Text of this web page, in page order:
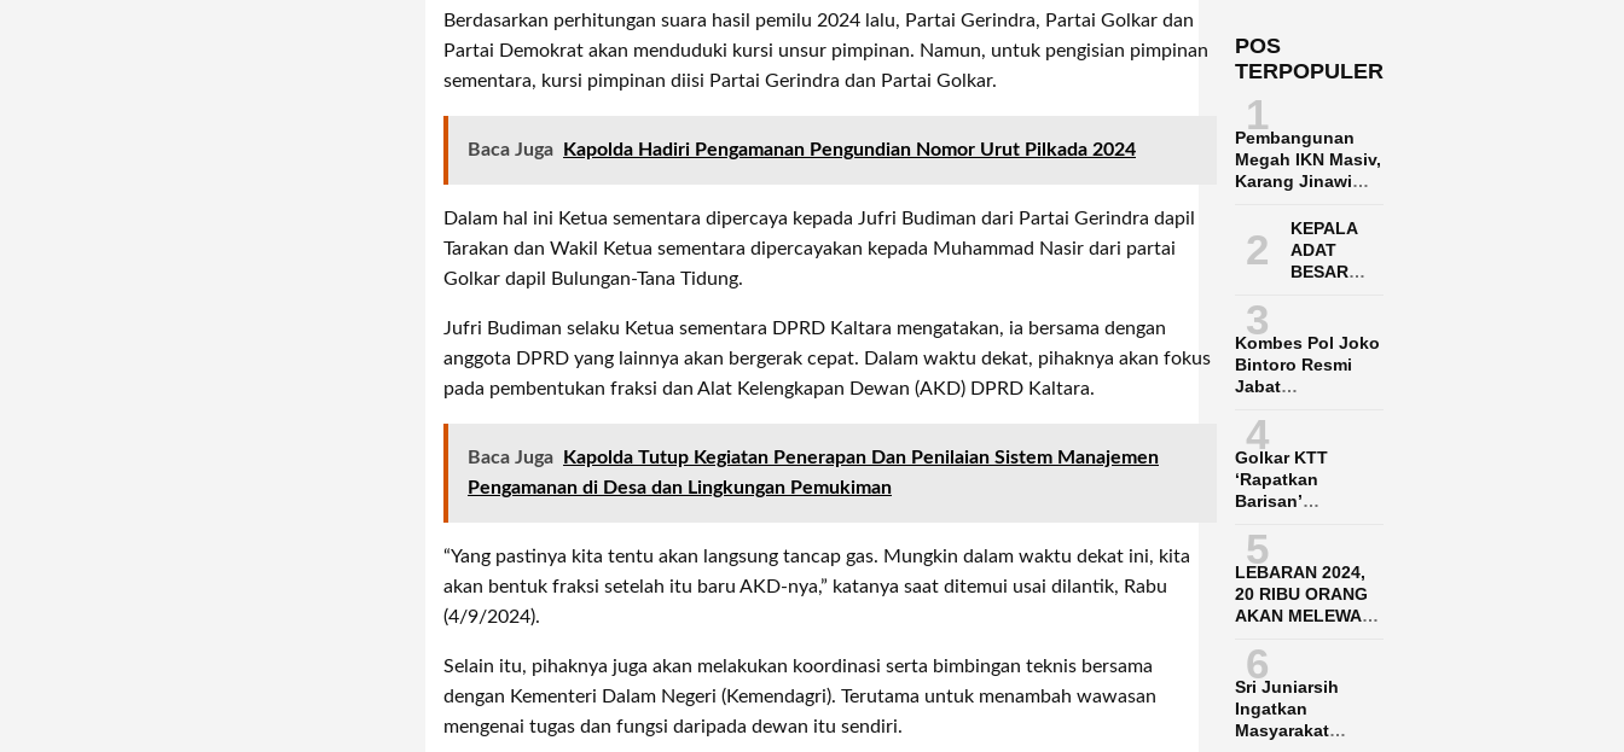
Berdasarkan perhitungan suara hasil pemilu 2024 lalu, Partai Gerindra, Partai Golkar dan
Partai Demokrat akan menduduki kursi unsur pimpinan. Namun, untuk pengisian pimpinan
sementara, kursi pimpinan diisi Partai Gerindra dan Partai Golkar.
Baca Juga Kapolda Hadiri Pengamanan Pengundian Nomor Urut Pilkada 2024
Dalam hal ini Ketua sementara dipercaya kepada Jufri Budiman dari Partai Gerindra dapil
Tarakan dan Wakil Ketua sementara dipercayakan kepada Muhammad Nasir dari partai
Golkar dapil Bulungan-Tana Tidung.
Jufri Budiman selaku Ketua sementara DPRD Kaltara mengatakan, ia bersama dengan
anggota DPRD yang lainnya akan bergerak cepat. Dalam waktu dekat, pihaknya akan fokus
pada pembentukan fraksi dan Alat Kelengkapan Dewan (AKD) DPRD Kaltara.
Baca Juga
Kapolda Tutup Kegiatan Penerapan Dan Penilaian Sistem Manajemen
Pengamanan di Desa dan Lingkungan Pemukiman
“Yang pastinya kita tentu akan langsung tancap gas. Mungkin dalam waktu dekat ini, kita
akan bentuk fraksi setelah itu baru AKD-nya,” katanya saat ditemui usai dilantik, Rabu
(4/9/2024).
Selain itu, pihaknya juga akan melakukan koordinasi serta bimbingan teknis bersama
dengan Kementeri Dalam Negeri (Kemendagri). Terutama untuk menambah wawasan
mengenai tugas dan fungsi daripada dewan itu sendiri.
POS
TERPOPULER
1
Pembangunan
Megah IKN Masiv,
Karang Jinawi
Menunggu
Infrastruktur
2
KEPALA
ADAT
BESAR
ADUKAN
POLRES
3
Kombes Pol Joko
Bintoro Resmi
Jabat
Polda Kaltara
4
Golkar KTT
‘Rapatkan
Barisan’
Agil-Hendrik
5
LEBARAN 2024,
20 RIBU ORANG
AKAN MELEWATI
BALIKPAPAN
6
Sri Juniarsih
Ingatkan
Masyarakat